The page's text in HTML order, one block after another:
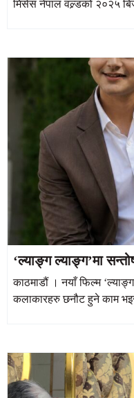
मिसेस नेपाल वल्र्डको २०२५
‘ल्याङ्ग ल्याङ्ग’मा
काठमाडौं । नयाँ फिल्म
कलाकारहरु छनौट हुने काम